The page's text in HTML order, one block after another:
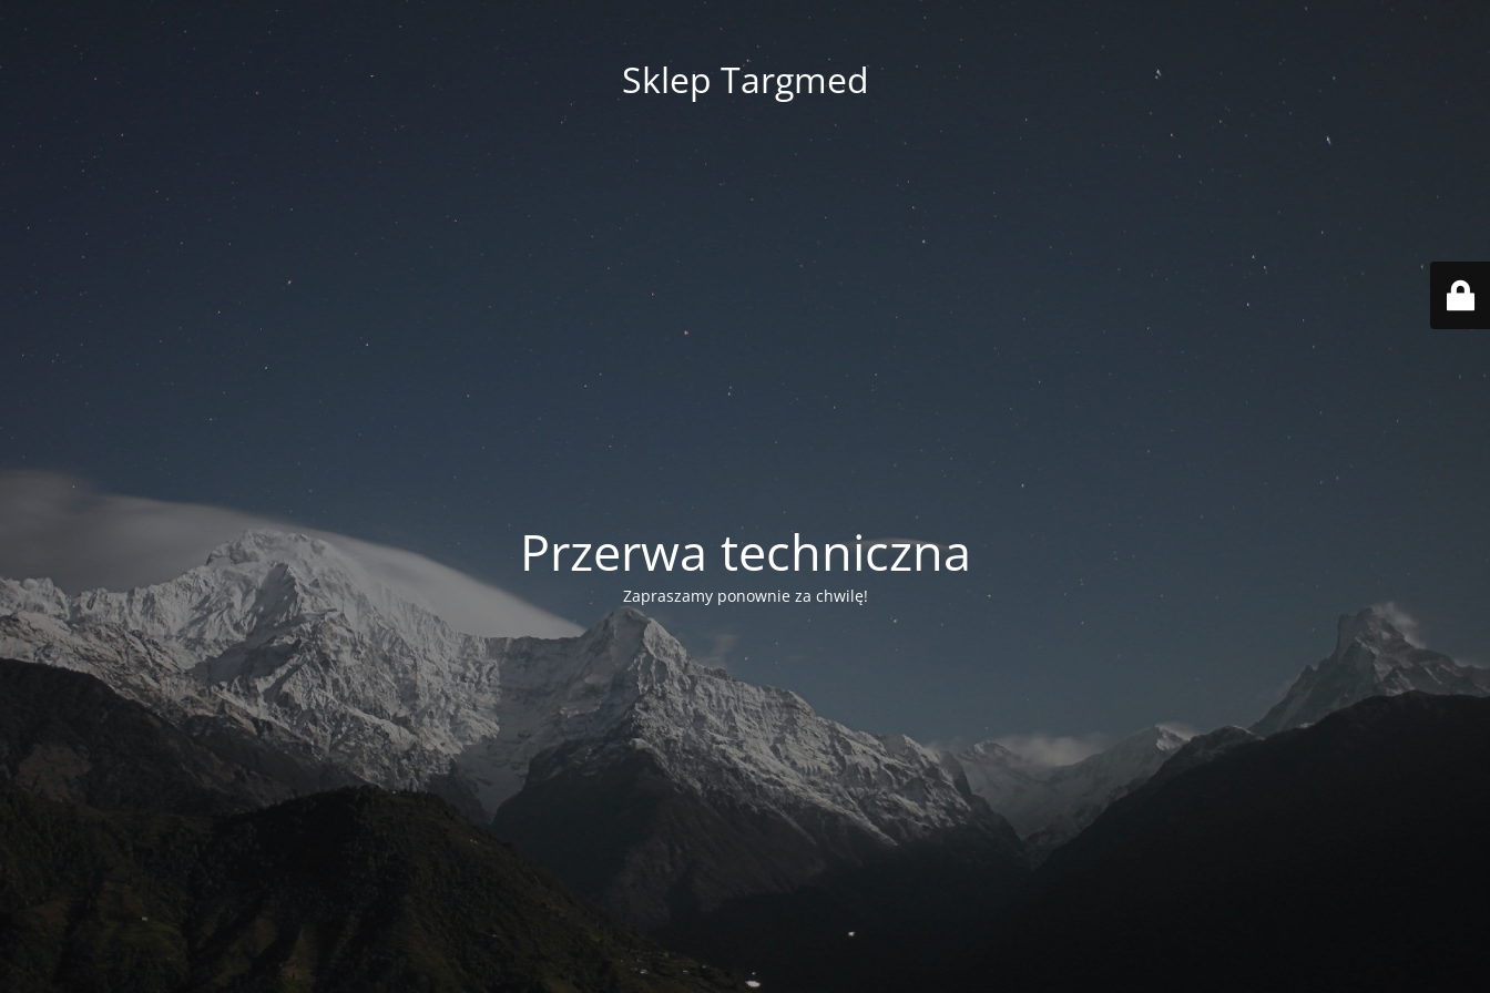
Sklep Targmed
Przerwa techniczna
Zapraszamy ponownie za chwilę!